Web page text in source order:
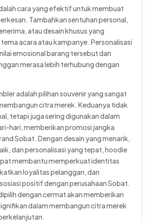
cara yang efektif untuk membuat
Tambahkan sentuhan personal,
atau desain khusus yang
acara atau kampanye. Personalisasi
emosional barang tersebut dan
merasa lebih terhubung dengan
adalah pilihan souvenir yang sangat
citra merek. Keduanya tidak
tetapi juga sering digunakan dalam
hari, memberikan promosi jangka
Sobat. Dengan desain yang menarik,
dan personalisasi yang tepat, hoodie
membantu memperkuat identitas
loyalitas pelanggan, dan
positif dengan perusahaan Sobat.
dengan cermat akan memberikan
dalam membangun citra merek